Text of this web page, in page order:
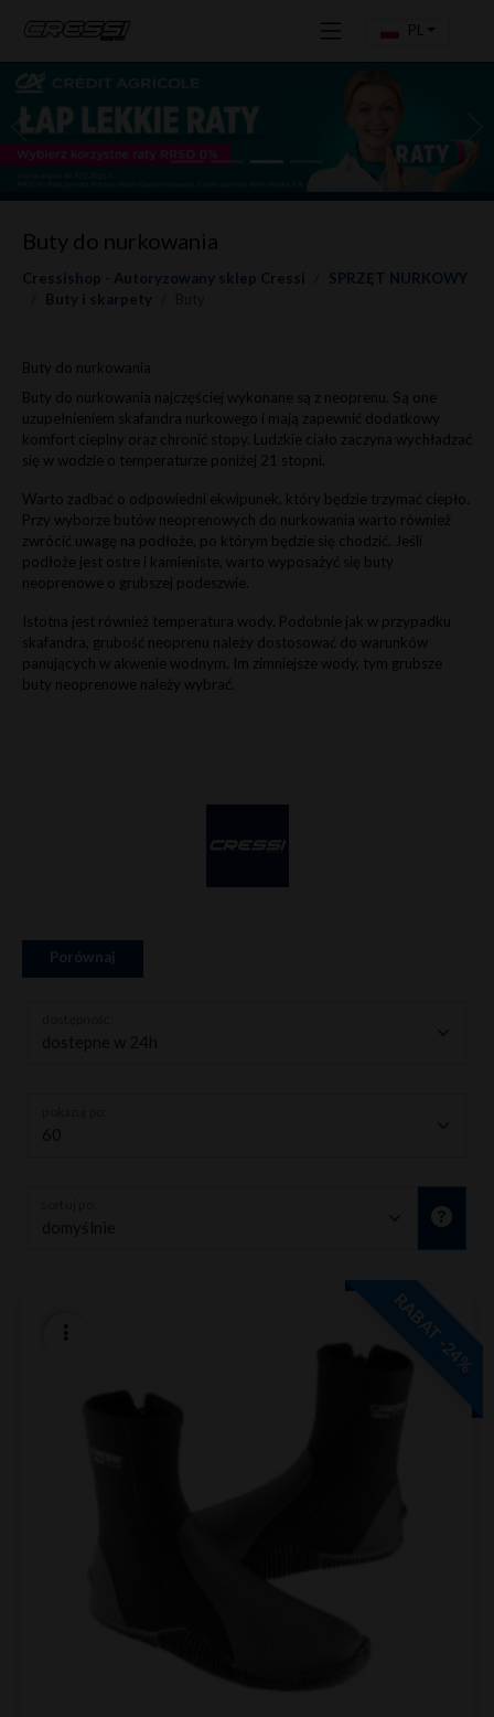
PL
Previous
Buty do nurkowania
Cressishop - Autoryzowany sklep Cressi
SPRZĘT NURKOWY
Buty i skarpety
Buty do nurkowania
Buty do nurkowania najczęściej wykonane są z neoprenu. Są one
uzupełnieniem skafandra nurkowego i mają zapewnić dodatkowy
komfort cieplny oraz chronić stopy. Ludzkie ciało zaczyna wychładzać
się w wodzie o temperaturze poniżej 21 stopni.
Warto zadbać o odpowiedni ekwipunek, który będzie trzymać ciepło.
Przy wyborze butów neoprenowych do nurkowania warto również
zwrócić uwagę na podłoże, po którym będzie się chodzić. Jeśli
podłoże jest ostre i kamieniste, warto wyposażyć się buty
neoprenowe o grubszej podeszwie.
Istotna jest również temperatura wody. Podobnie jak w przypadku
skafandra, grubość neoprenu należy dostosować do warunków
panujących w akwenie wodnym. Im zimniejsze wody, tym grubsze
buty neoprenowe należy wybrać.
Porównaj
RABAT -24%